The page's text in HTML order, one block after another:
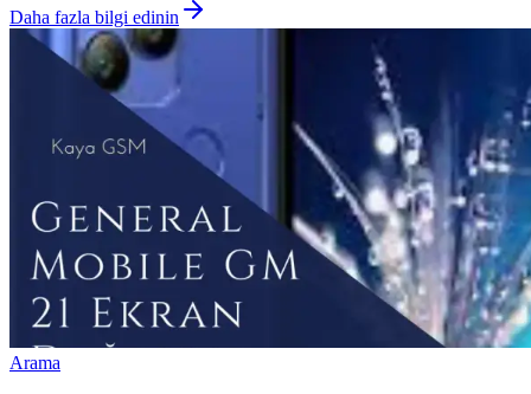
Daha fazla bilgi edinin
Arama